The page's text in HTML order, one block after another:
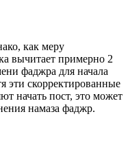
как меру
вычитает примерно 2
фаджра для начала
эти скорректированные
начать пост, это может
намаза фаджр.